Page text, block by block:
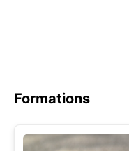
Formations